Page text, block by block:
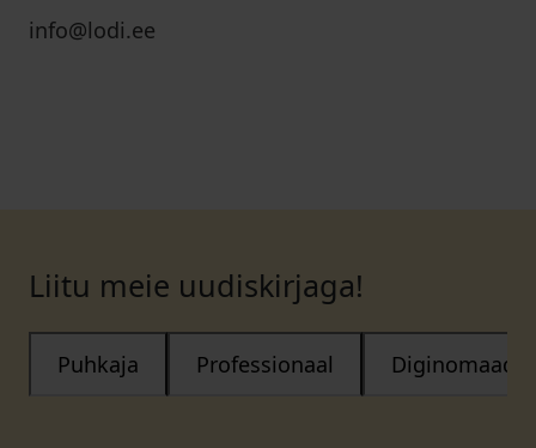
info@lodi.ee
Liitu meie uudiskirjaga!
Puhkaja Professionaal Diginomaad